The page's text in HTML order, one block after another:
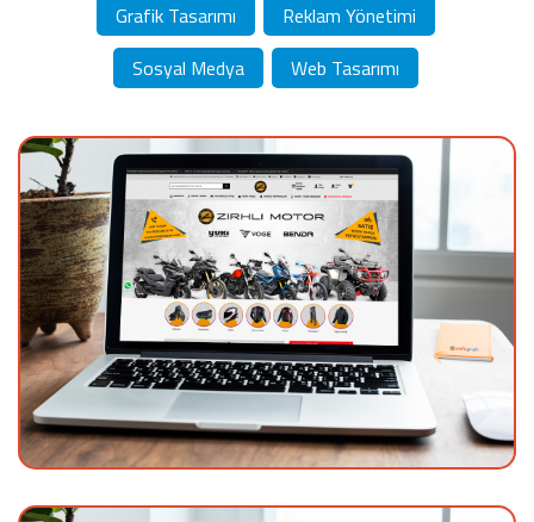
Grafik Tasarımı
Reklam Yönetimi
Sosyal Medya
Web Tasarımı